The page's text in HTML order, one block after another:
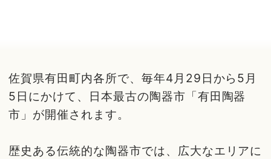
佐賀県有田町内各所で、毎年4月29日から5月
5日にかけて、日本最古の陶器市「有田陶器
市」が開催されます。
歴史ある伝統的な陶器市では、広大なエリアに